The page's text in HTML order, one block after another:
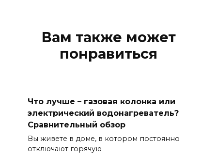
Вам также может
понравиться
Что лучше – газовая колонка или
электрический водонагреватель?
Сравнительный обзор
Вы живете в доме, в котором постоянно
отключают горячую